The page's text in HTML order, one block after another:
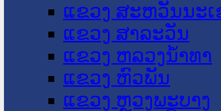
ແຂວງ ສະຫວັນນະ
ແຂວງ ສາລະວັນ
ແຂວງ ຫລວງນໍ້າທາ
ແຂວງ ຫົວພັນ
ແຂວງ ຫຼວງພະບາງ